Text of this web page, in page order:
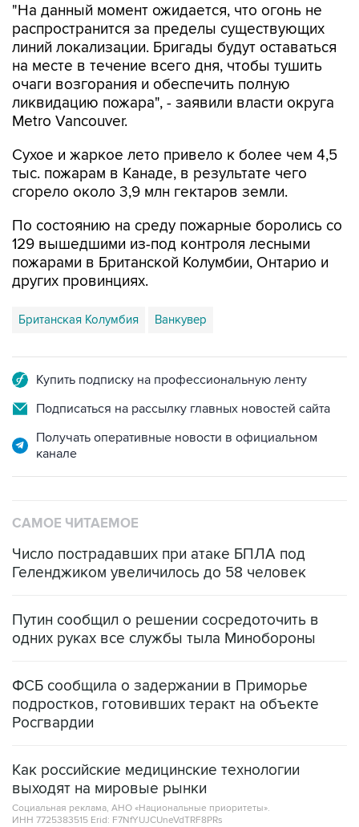
"На данный момент ожидается, что огонь не
распространится за пределы существующих
линий локализации. Бригады будут оставаться
на месте в течение всего дня, чтобы тушить
очаги возгорания и обеспечить полную
ликвидацию пожара", - заявили власти округа
Metro Vancouver.
Сухое и жаркое лето привело к более чем 4,5
тыс. пожарам в Канаде, в результате чего
сгорело около 3,9 млн гектаров земли.
По состоянию на среду пожарные боролись со
129 вышедшими из-под контроля лесными
пожарами в Британской Колумбии, Онтарио и
других провинциях.
Британская Колумбия Ванкувер
Купить подписку на профессиональную ленту
Подписаться на рассылку главных новостей сайта
Получать оперативные новости в официальном
канале
САМОЕ ЧИТАЕМОЕ
Число пострадавших при атаке БПЛА под
Геленджиком увеличилось до 58 человек
Путин сообщил о решении сосредоточить в
одних руках все службы тыла Минобороны
ФСБ сообщила о задержании в Приморье
подростков, готовивших теракт на объекте
Росгвардии
Как российские медицинские технологии
выходят на мировые рынки
Социальная реклама, АНО «Национальные приоритеты».
ИНН 7725383515 Erid: F7NfYUJCUneVdTRF8PRs